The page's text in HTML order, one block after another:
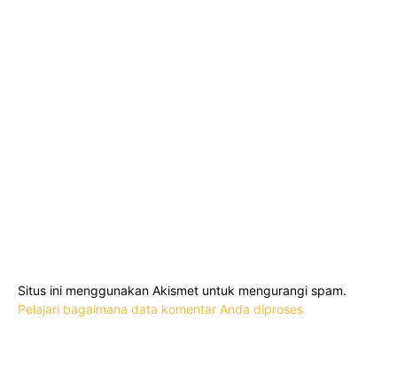
Situs ini menggunakan Akismet untuk mengurangi spam.
Pelajari bagaimana data komentar Anda diproses